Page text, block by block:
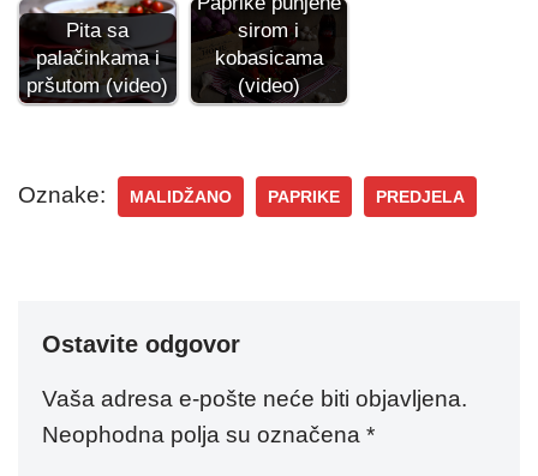
Pita sa
palačinkama i
pršutom (video)
sirom i
kobasicama
(video)
Oznake: MALIDŽANO PAPRIKE PREDJELA
Ostavite odgovor
Vaša adresa e-pošte neće biti objavljena.
Neophodna polja su označena *